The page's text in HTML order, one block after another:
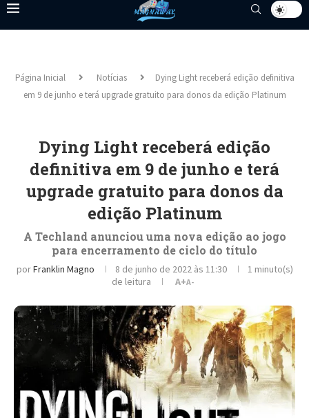
Página Inicial Notícias
Dying Light receberá edição definitiva
em 9 de junho e terá upgrade gratuito para donos da edição Platinum
Dying Light receberá edição
definitiva em 9 de junho e terá
upgrade gratuito para donos da
edição Platinum
A Techland anunciou uma nova edição ao jogo
para encerramento de ciclo do título
porFranklin Magno 8 de junho de 2022 às 11:30
1 minuto(s)
de leitura
A+A-